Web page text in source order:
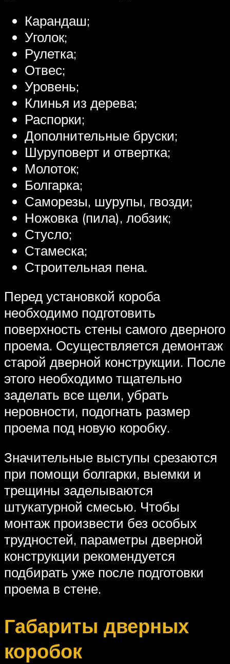
Карандаш;
Уголок;
Рулетка;
Отвес;
Уровень;
Клинья из дерева;
Распорки;
Дополнительные бруски;
Шуруповерт и отвертка;
Молоток;
Болгарка;
Саморезы, шурупы, гвозди;
Ножовка (пила), лобзик;
Стусло;
Стамеска;
Строительная пена.
Перед установкой короба
необходимо подготовить
поверхность стены самого дверного
проема. Осуществляется демонтаж
старой дверной конструкции. После
этого необходимо тщательно
заделать все щели, убрать
неровности, подогнать размер
проема под новую коробку.
Значительные выступы срезаются
при помощи болгарки, выемки и
трещины заделываются
штукатурной смесью. Чтобы
монтаж произвести без особых
трудностей, параметры дверной
конструкции рекомендуется
подбирать уже после подготовки
проема в стене.
Габариты дверных
коробок